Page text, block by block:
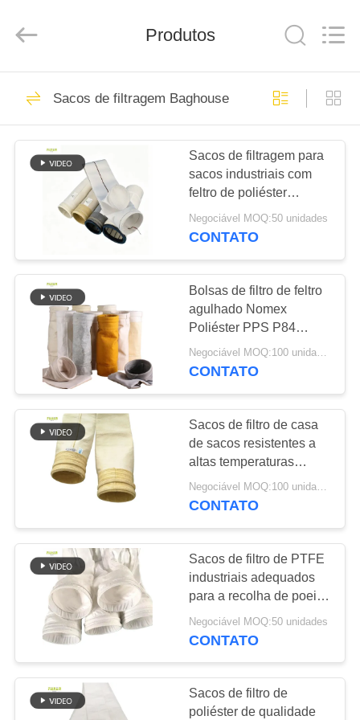
CASA
PRODUTOS
SOBRE
EXCURSÃO
DA
FÁBRICA
CONTROLE
DA
QUALIDADE
CONTACTE-
NOTÍCIA
PEÇA
UMAS
CITAÇÕES
MAPA
Environmental
Technology
Rights
Sacos de filtro
coletores de poeira
115
Saco de filtro de
aramida
99
Saco de filtro do
poliéster
113
Saco de filtro de
líquido
243
Produtos
Sacos de filtragem Baghouse
Sacos de filtragem para
sacos industriais com
feltro de poliéster
perfurado com agulha e
fundo reforçado para
Negociável MOQ:50 unidades
CONTATO
Bolsas de filtro de feltro
agulhado Nomex
Poliéster PPS P84
PTFE para caldeiras
industriais
Negociável MOQ:100 unidades
CONTATO
Sacos de filtro de casa
de sacos resistentes a
altas temperaturas
fabricados com fibra de
vidro 100% para
Negociável MOQ:100 unidades
CONTATO
Sacos de filtro de PTFE
industriais adequados
para a recolha de poeira
a altas temperaturas na
incineração de resíduos
Negociável MOQ:50 unidades
CONTATO
Sacos de filtro de
poliéster de qualidade